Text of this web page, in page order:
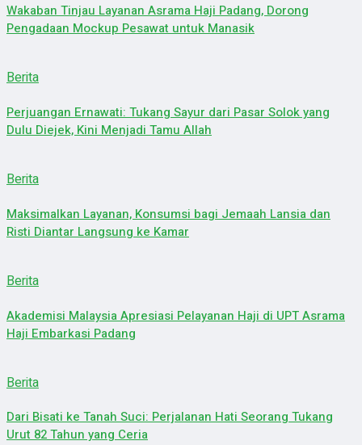
Wakaban Tinjau Layanan Asrama Haji Padang, Dorong
Pengadaan Mockup Pesawat untuk Manasik
Berita
Perjuangan Ernawati: Tukang Sayur dari Pasar Solok yang
Dulu Diejek, Kini Menjadi Tamu Allah
Berita
Maksimalkan Layanan, Konsumsi bagi Jemaah Lansia dan
Risti Diantar Langsung ke Kamar
Berita
Akademisi Malaysia Apresiasi Pelayanan Haji di UPT Asrama
Haji Embarkasi Padang
Berita
Dari Bisati ke Tanah Suci: Perjalanan Hati Seorang Tukang
Urut 82 Tahun yang Ceria